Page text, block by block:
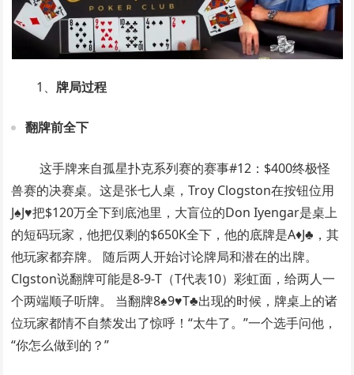
1、牌局过程
翻牌前全下
这手牌来自孤星扑克系列赛的赛事#12：$400终极怪
兽赛的决赛桌。这是张七人桌，Troy Clogston在按钮位用
J♠J♥把$120万全下到底池里，大盲位的Don Iyengar是桌上
的短码玩家，他把仅剩的$650K全下，他的底牌是A♦J♣，其
他玩家都弃牌。 随后两人开始讨论牌局和潜在的出牌。
Clgston说翻牌可能是8-9-T（T代表10）彩虹面，给两人一
个两端顺子听牌。 当翻牌8♠9♥T♣出现的时候，牌桌上的诸
位玩家都情不自禁发出了惊呼！“太牛了。”一个选手问他，
“你怎么做到的？”